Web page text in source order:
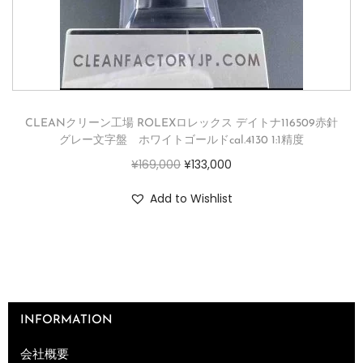
CLEANクリーン工場 ROLEXロレックス デイトナ116509赤針
グレー文字盤 ホワイトゴールドcal.4130 1:1精度
¥169,000 ¥133,000
Add to Wishlist
INFORMATION
会社概要